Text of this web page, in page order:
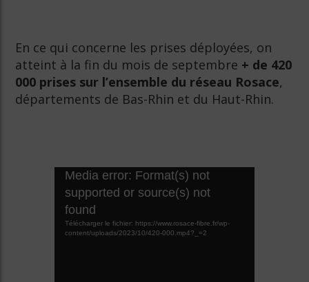
En ce qui concerne les prises déployées, on
atteint à la fin du mois de septembre + de 420
000 prises sur l’ensemble du réseau Rosace,
départements de Bas-Rhin et du Haut-Rhin.
Lecteur
vidéo
Media error: Format(s) not
supported or source(s) not
found
Télécharger le fichier: https://www.rosace-fibre.fr/wp-
content/uploads/2023/10/420-000.mp4?_=2